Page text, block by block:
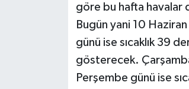
göre bu hafta havalar
Bugün yani 10
günü ise sıcaklık 39
gösterecek.
Perşembe günü ise